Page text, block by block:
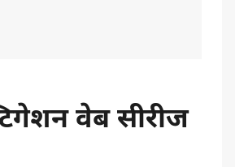
वेब सीरीज